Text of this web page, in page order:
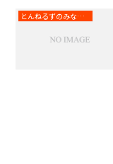
とんねるずのみなさんのおかげでした